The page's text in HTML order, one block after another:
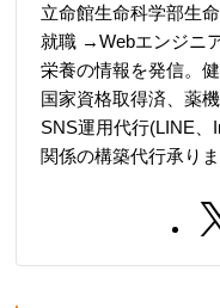
立命館生命科学部生
就職 →Webエンジニ
栄養の情報を発信。
国家資格取得済、薬
SNS運用代行(LINE、
関係の構築代行承り